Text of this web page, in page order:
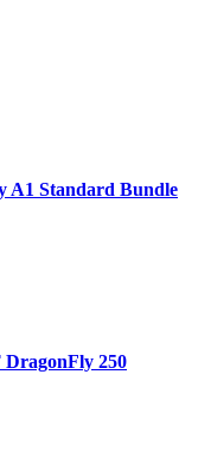
A1 Standard Bundle
250